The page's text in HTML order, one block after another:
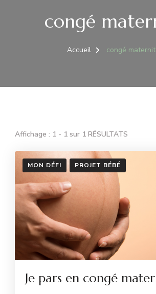
congé
Accueil congé
Affichage : 1 - 1 sur 1 RÉSULTATS
MON DÉFI PROJET BÉBÉ
Je pars en congé